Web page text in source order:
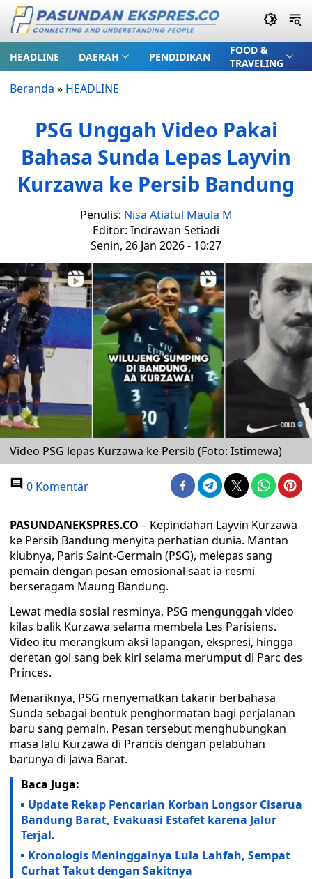
HEADLINE DAERAH PENDIDIKAN
FOOD &
TRAVELING
Beranda » HEADLINE
PSG Unggah Video Pakai
Bahasa Sunda Lepas Layvin
Kurzawa ke Persib Bandung
Penulis: Nisa Atiatul Maula M
Editor: Indrawan Setiadi
Senin, 26 Jan 2026 - 10:27
Video PSG lepas Kurzawa ke Persib (Foto: Istimewa)
0 Komentar
PASUNDANEKSPRES.CO – Kepindahan Layvin Kurzawa
ke Persib Bandung menyita perhatian dunia. Mantan
klubnya, Paris Saint-Germain (PSG), melepas sang
pemain dengan pesan emosional saat ia resmi
berseragam Maung Bandung.
Lewat media sosial resminya, PSG mengunggah video
kilas balik Kurzawa selama membela Les Parisiens.
Video itu merangkum aksi lapangan, ekspresi, hingga
deretan gol sang bek kiri selama merumput di Parc des
Princes.
Menariknya, PSG menyematkan takarir berbahasa
Sunda sebagai bentuk penghormatan bagi perjalanan
baru sang pemain. Pesan tersebut menghubungkan
masa lalu Kurzawa di Prancis dengan pelabuhan
barunya di Jawa Barat.
Baca Juga:
Update Rekap Pencarian Korban Longsor Cisarua
Bandung Barat, Evakuasi Estafet karena Jalur
Terjal.
Kronologis Meninggalnya Lula Lahfah, Sempat
Curhat Takut dengan Sakitnya